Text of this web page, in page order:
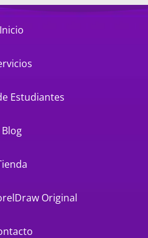
Inicio
Estudiantes
Blog
Original